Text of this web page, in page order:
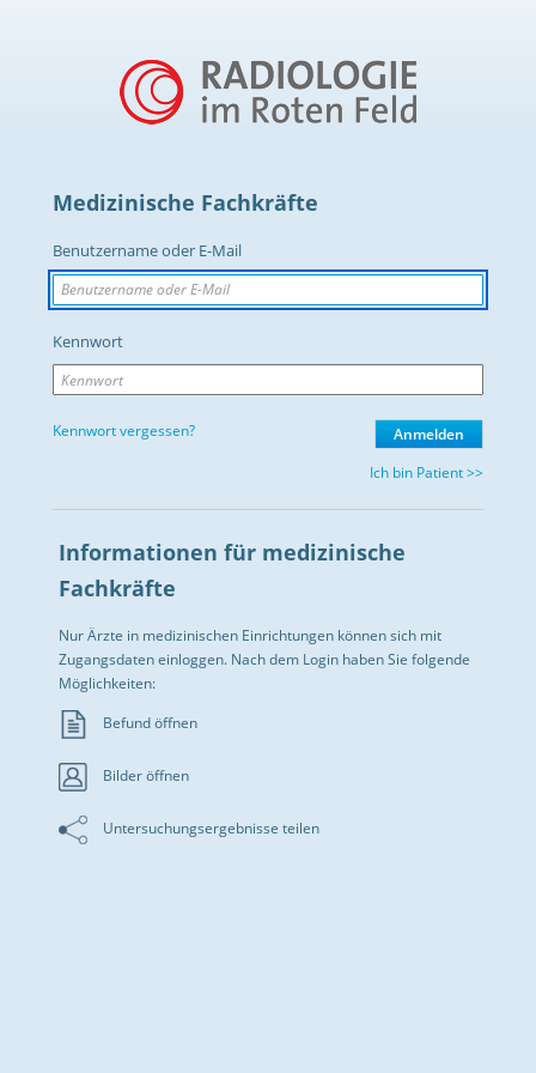
Medizinische Fachkräfte
Benutzername oder E-Mail
Kennwort
Kennwort vergessen?
Ich bin Patient >>
Informationen für medizinische
Fachkräfte
Nur Ärzte in medizinischen Einrichtungen können sich mit
Zugangsdaten einloggen. Nach dem Login haben Sie folgende
Möglichkeiten:
Befund öffnen
Bilder öffnen
Untersuchungsergebnisse teilen